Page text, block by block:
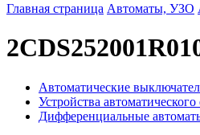
Главная страница Автоматы, УЗО
Автоматические
Устройства
Дифференциальные